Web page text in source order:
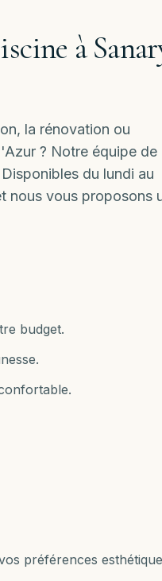
à
la rénovation ou
? Notre équipe de
du lundi au
nous vous proposons
budget.
préférences